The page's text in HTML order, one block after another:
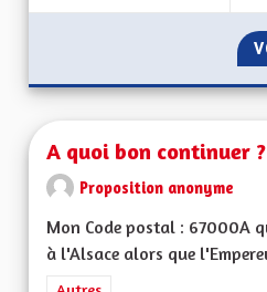
A quoi bon continuer ?
Proposition anonyme
Mon Code postal : 67000A
à l'Alsace alors que